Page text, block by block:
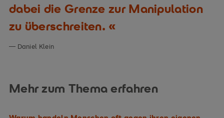
dabei die Grenze zur Manipulation
zu überschreiten.
Daniel Klein
Mehr zum Thema erfahren